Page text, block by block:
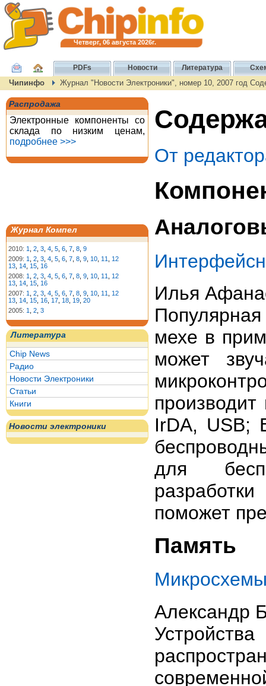
Четверг, 06 августа 2026г.
PDFs Новости Литература
Чипинфо Журнал "Новости Электроники", номер 10, 2007 год
Распродажа
Электронные компоненты со
склада по низким ценам,
подробнее >>>
Журнал Компел
2010: 1 2 3 4 5 6 7 8 9
2009: 1 2 3 4 5 6 7 8 9 10 11
12
13 14 15 16
2008: 1 2 3 4 5 6 7 8 9 10 11
12
13 14 15 16
2007: 1 2 3 4 5 6 7 8 9 10 11
12
13 14 15 16 17 18 19 20
2005: 1 2 3
Литература
Chip News
Радио
Новости Электроники
Статьи
Книги
Новости электроники
От
Илья
мехе в
может
IrDA, USB;
для
поможет
Память
Александр